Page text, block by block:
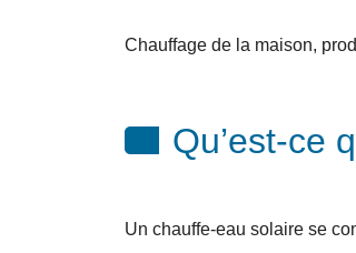
Chauffage de la maison,
Qu’est-ce
Un chauffe-eau solaire se